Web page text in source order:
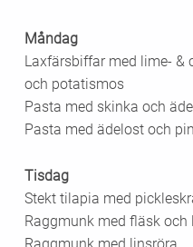
Måndag
Laxfärsbiffar med lime- &
och potatismos
Pasta med skinka och
Pasta med ädelost och
Tisdag
Stekt tilapia med
Raggmunk med fläsk